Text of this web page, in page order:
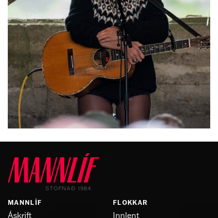
FÓLK
Landsliðskonan Berglind Björg eignaðist sitt
annað barn
STOFNAÐ 1984
MANNLÍF
Áskrift
FLOKKAR
Innlent